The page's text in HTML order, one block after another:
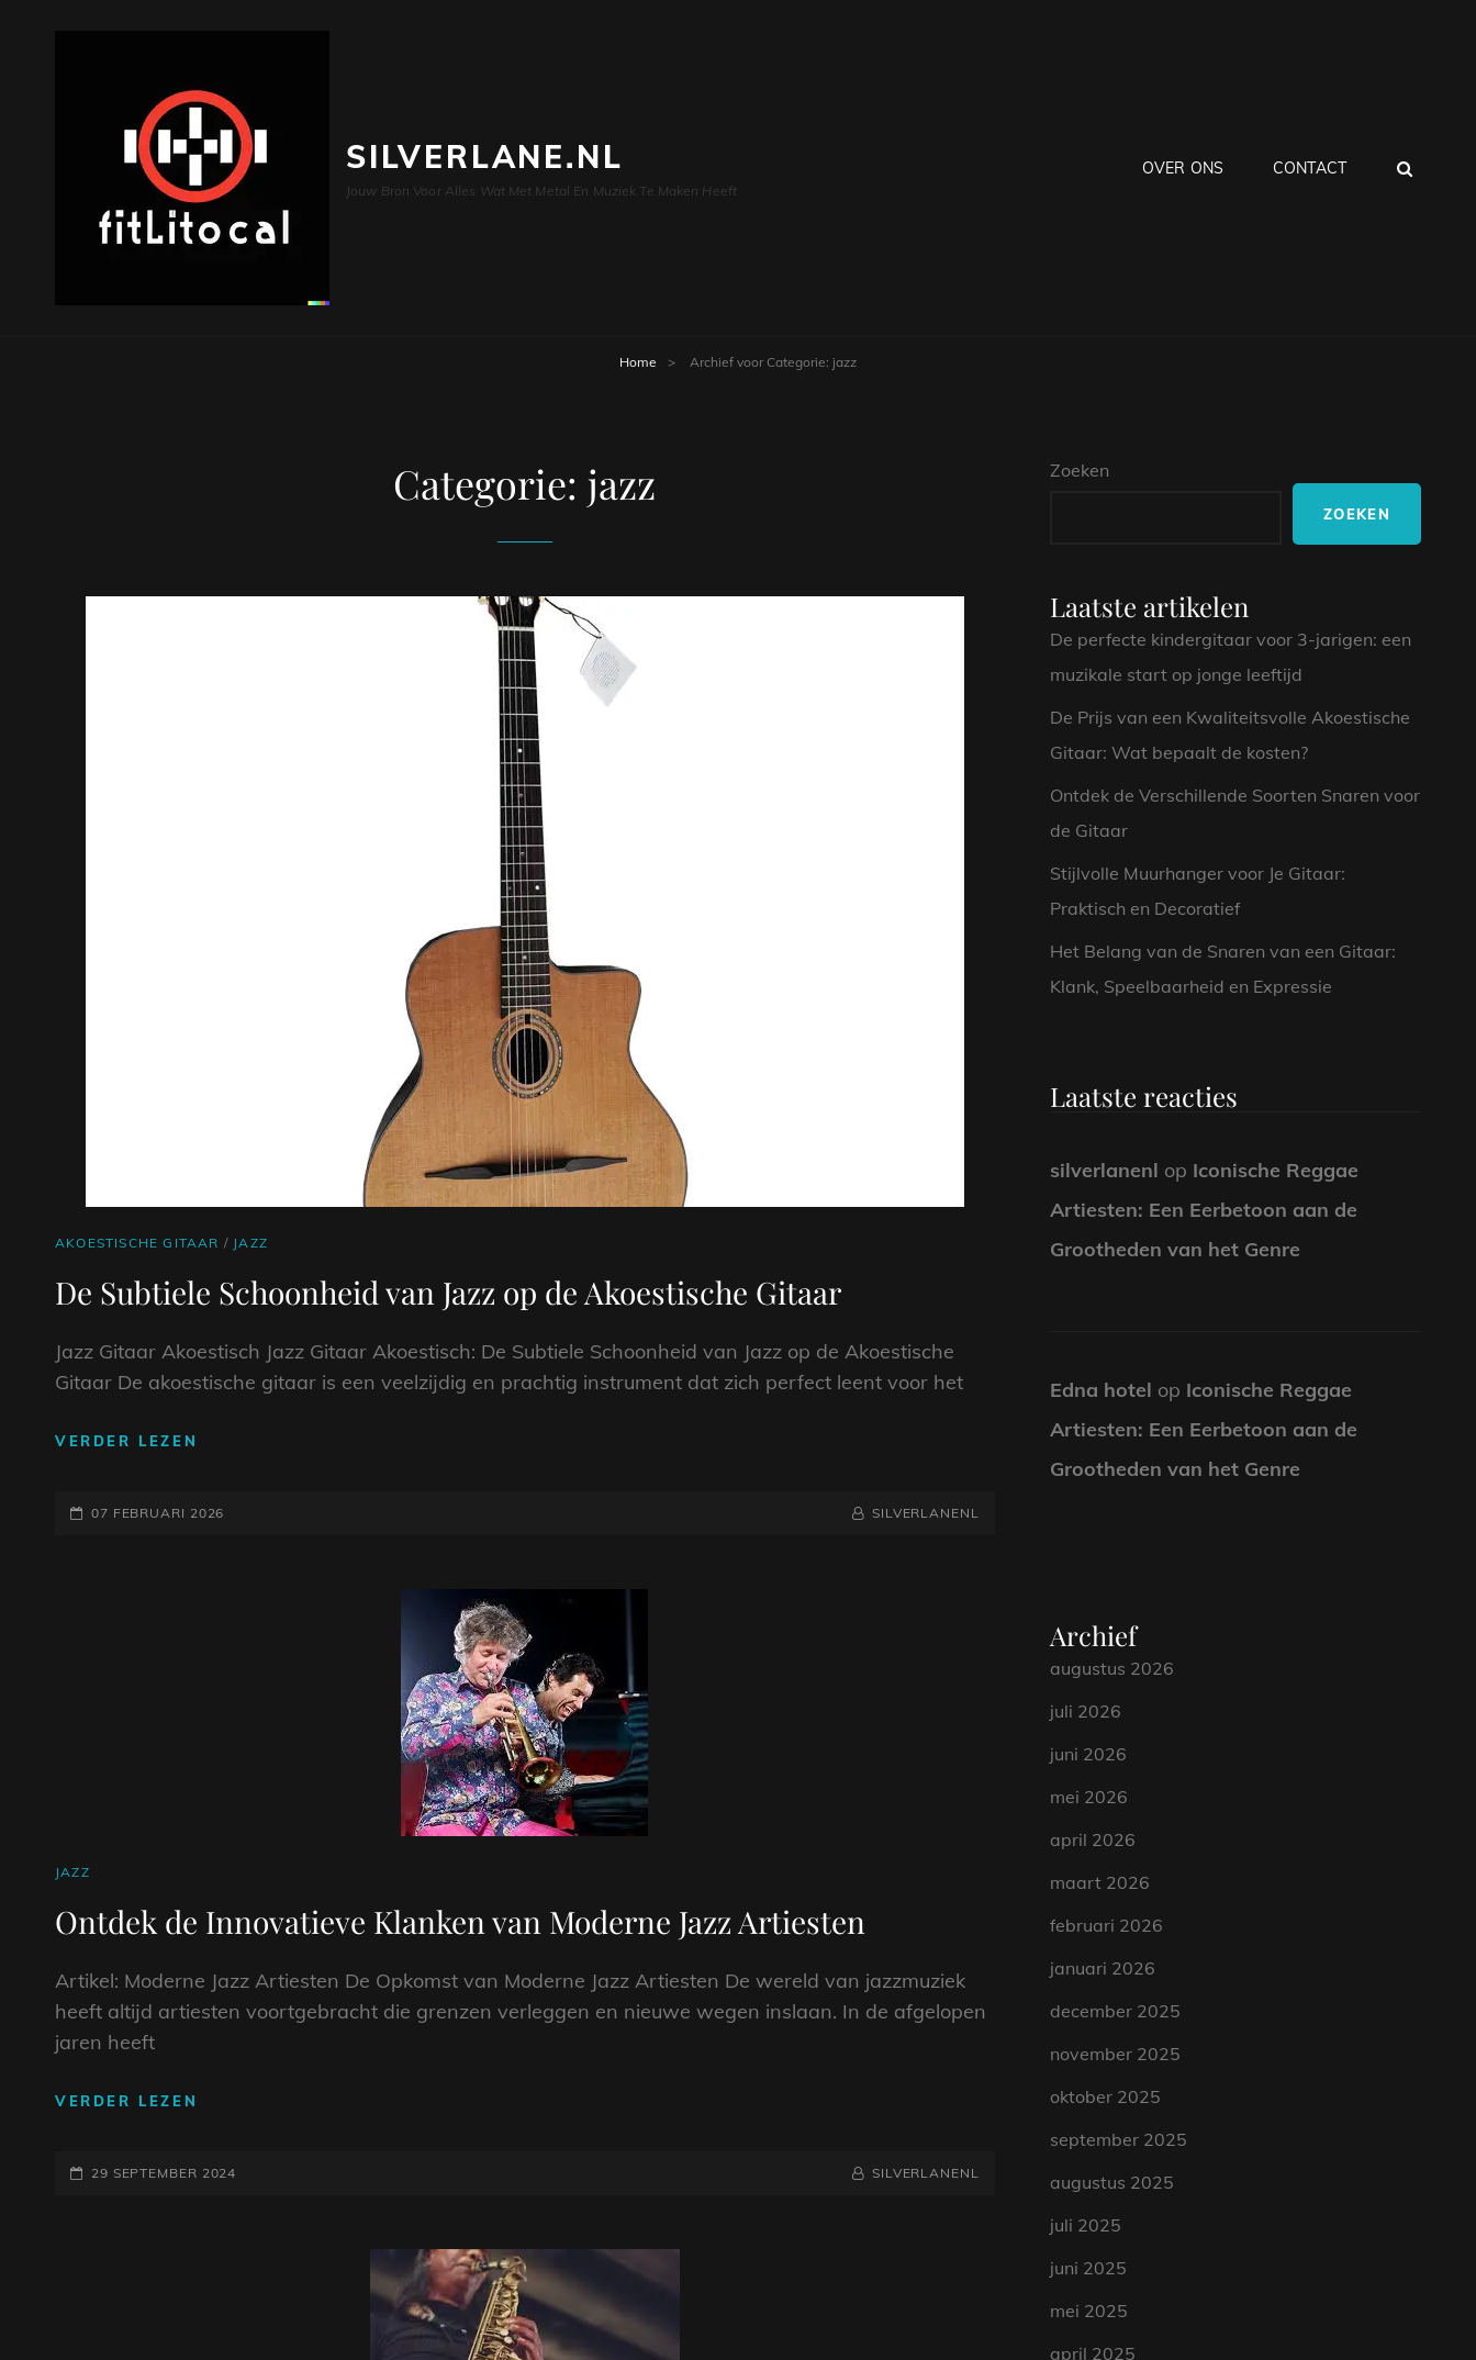
SILVERLANE.NL
Jouw Bron Voor Alles Wat Met Metal En Muziek Te Maken Heeft
OVER ONS CONTACT
Home > Archief voor Categorie: jazz
Categorie:jazz
CAT
AKOESTISCHE GITAAR / JAZZ
De Subtiele Schoonheid van Jazz op de Akoestische Gitaar
Jazz Gitaar Akoestisch Jazz Gitaar Akoestisch: De Subtiele Schoonheid van Jazz op de Akoestische
Gitaar De akoestische gitaar is een veelzijdig en prachtig instrument dat zich perfect leent voor het
VERDER LEZEN
VAN
GEPLAATST
07 FEBRUARI 2026 NAAMREGEL
BYLINE
SILVERLANENL
CAT
JAZZ
Ontdek de Innovatieve Klanken van Moderne Jazz Artiesten
Artikel: Moderne Jazz Artiesten De Opkomst van Moderne Jazz Artiesten De wereld van jazzmuziek
heeft altijd artiesten voortgebracht die grenzen verleggen en nieuwe wegen inslaan. In de afgelopen
jaren heeft
VERDER LEZEN
KLANKEN
GEPLAATST
29 SEPTEMBER 2024 NAAMREGEL
BYLINE
SILVERLANENL
Zoeken
ZOEKEN
Laatste artikelen
De perfecte kindergitaar voor 3-jarigen: een
muzikale start op jonge leeftijd
De Prijs van een Kwaliteitsvolle Akoestische
Gitaar: Wat bepaalt de kosten?
Ontdek de Verschillende Soorten Snaren voor
de Gitaar
Stijlvolle Muurhanger voor Je Gitaar:
Praktisch en Decoratief
Het Belang van de Snaren van een Gitaar:
Klank, Speelbaarheid en Expressie
Laatste reacties
silverlanenl op Iconische Reggae
Artiesten: Een Eerbetoon aan de
Grootheden van het Genre
Edna hotel op Iconische Reggae
Artiesten: Een Eerbetoon aan de
Grootheden van het Genre
Archief
augustus 2026
juli 2026
juni 2026
mei 2026
april 2026
maart 2026
februari 2026
januari 2026
december 2025
november 2025
oktober 2025
september 2025
augustus 2025
juli 2025
juni 2025
mei 2025
april 2025